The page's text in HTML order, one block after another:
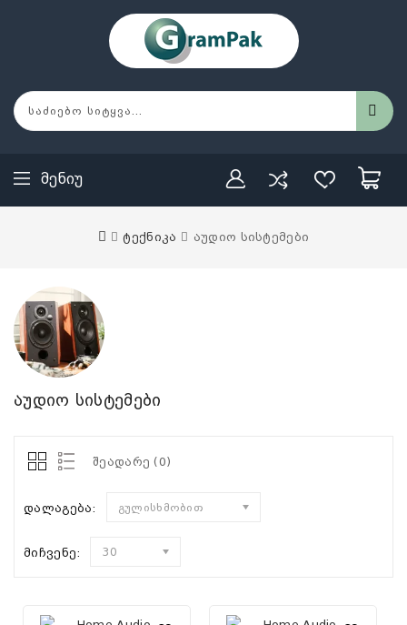
Მენიუ
ტექნიკა აუდიო სისტემები
აუდიო სისტემები
შეადარე (0)
დალაგება: გულისხმობით
მიჩვენე: 30